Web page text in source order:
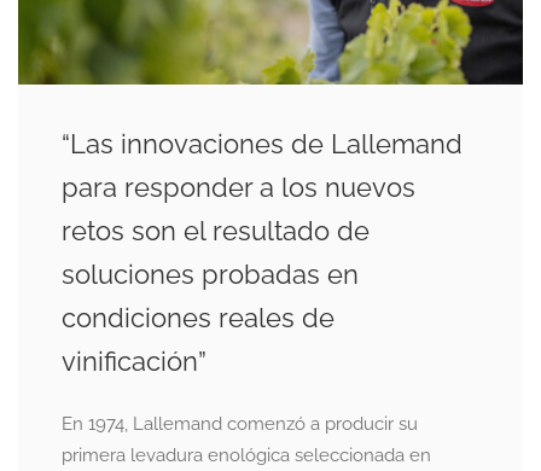
“Las innovaciones de Lallemand
para responder a los nuevos
retos son el resultado de
soluciones probadas en
condiciones reales de
vinificación”
En 1974, Lallemand comenzó a producir su
primera levadura enológica seleccionada en